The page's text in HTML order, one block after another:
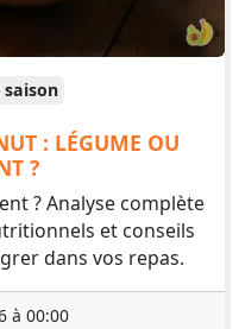
saison
: LÉGUME OU
?
? Analyse complète
et conseils
dans vos repas.
à 00:00